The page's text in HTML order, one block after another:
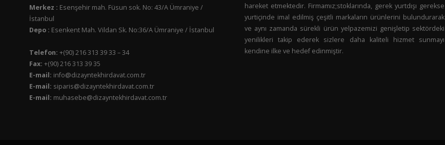
Merkez : Esenşehir mah. Füsun sok. No: 43/A Ümraniye /
İstanbul
Depo : Esenkent Mah. Vildan Sk. No:36/A Ümraniye / İstanbul
Telefon: +(90) 216 313 39 33 – 34
Fax: +(90) 216 313 39 35
E-mail: info@dizayntekhirdavat.com.tr
E-mail: siparis@dizayntekhirdavat.com.tr
E-mail: muhasebe@dizayntekhirdavat.com.tr
hareket etmektedir. Firmamız;stoklarında, gerek yurtdışı gerekse
yurtiçinde imal edilmiş çeşitli markaların ürünlerini bulundurarak
ve aynı zamanda sürekli ürün yelpazemizi genişletip sektördeki
yenilikleri takip ederek sizlere daha kaliteli hizmet sunmayı
kendine ilke ve hedef edinmiştir.